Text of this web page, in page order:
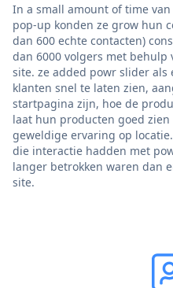
In a small amount of time
pop-up konden ze grow hun
dan 600 echte contacten)
dan 6000 volgers met behulp
site. ze added powr slider
klanten snel te laten zien,
startpagina zijn, hoe de
laat hun producten goed
geweldige ervaring op
die interactie hadden met
langer betrokken waren dan
site.